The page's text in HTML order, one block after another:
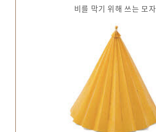
비를 막기 위해 쓰는 모자